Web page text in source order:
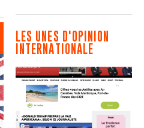
LES UNES D'OPINION
INTERNATIONALE